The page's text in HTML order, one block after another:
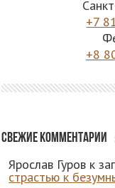
+7
+8
Свежие комментарии
Ярослав Гуров к
страстью к